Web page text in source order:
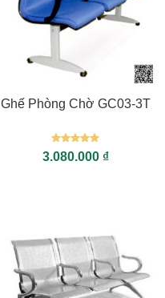
Ghế Phòng Chờ GC03-3T
Được xếp
hạng55
3.080.000 ₫